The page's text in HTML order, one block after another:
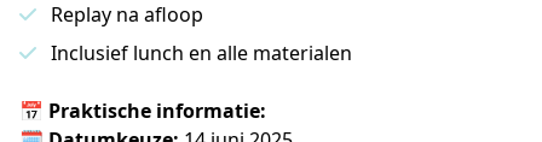
Replay na afloop
Inclusief lunch en alle materialen
📅 Praktische informatie: